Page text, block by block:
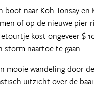
boot naar Koh Tonsay
of op de nieuwe
kost ongeveer $
naartoe te gaan.
mooie wandeling door
uitzicht over de